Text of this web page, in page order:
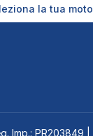
la tua moto
Imp.: PR203849 |